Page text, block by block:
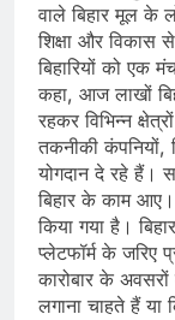
वाले बिहार मूल के
शिक्षा और विकास
बिहारियों को एक
कहा, आज लाखों
रहकर विभिन्न
तकनीकी कंपनियों,
योगदान दे रहे हैं।
बिहार के काम आए।
किया गया है।
प्लेटफॉर्म के जरिए
कारोबार के अवसरों
लगाना चाहते हैं या